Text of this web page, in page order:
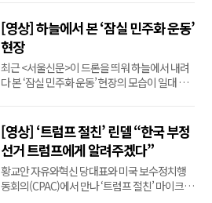
계정 영상 GIF]
[영상] 하늘에서 본 ‘잠실 민주화 운동’
현장
최근 <서울신문>이 드론을 띄워 하늘에서 내려
다 본 ‘잠실 민주화 운동’ 현장의 모습이 일대 장
정성을 이해하는 선량한 애국시민들의 발길이
끊이질 않고 있다. 경찰은 지난 14일부터 군집 규
모 추산치를 발표하지 않기로 했다. [서울신문 영
상 GIF]
[영상] ‘트럼프 절친’ 린델 “한국 부정
선거 트럼프에게 알려주겠다”
황교안 자유와혁신 당대표와 미국 보수정치행
동회의(CPAC)에서 만나 ‘트럼프 절친’ 마이크 린